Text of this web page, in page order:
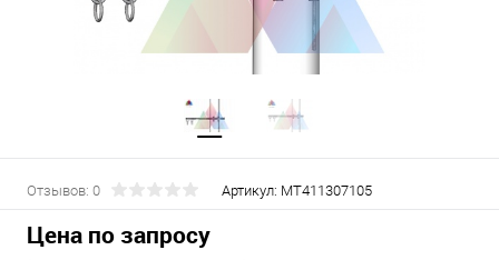
Отзывов: 0 Артикул: МТ411307105
Цена по запросу